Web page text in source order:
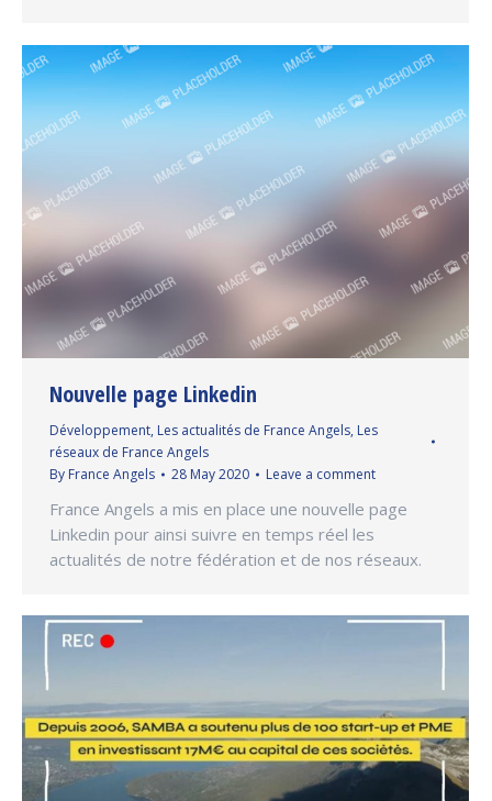
Nouvelle page Linkedin
Développement, Les actualités de France Angels, Les
réseaux de France Angels
By France Angels 28 May 2020 Leave a comment
France Angels a mis en place une nouvelle page
Linkedin pour ainsi suivre en temps réel les
actualités de notre fédération et de nos réseaux.